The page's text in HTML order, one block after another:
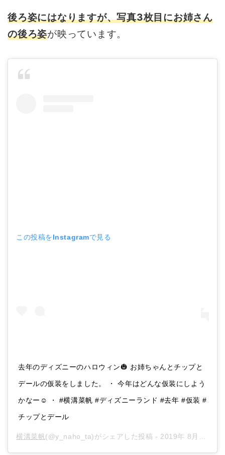
後ろ姿にはなりますが、写真3枚目にお姉さん
の後ろ姿が映っています。
この投稿をInstagramで見る
去年のディズニーのハロウィン🎃 お姉ちゃんとチップと
デールの仮装をしました。 ・ 今年はどんな仮装にしよう
かなー☺️ ・ #横溝菜帆 #ディズニーランド #去年 #仮装 #
チップとデール
横溝菜帆 (@y_naho_ta)がシェアした投稿 - 2019年 8月月26日午後11時44分PDT